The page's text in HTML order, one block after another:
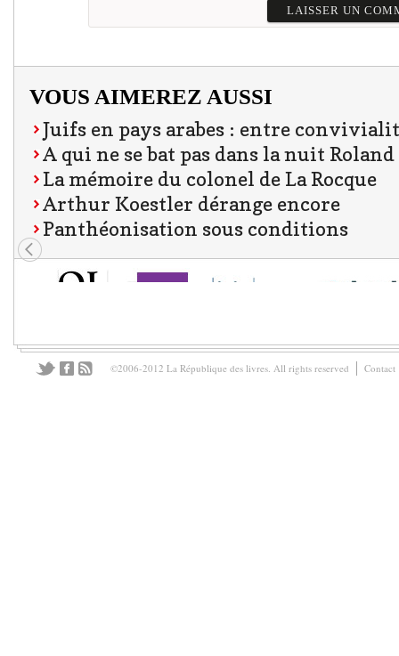
VOUS AIMEREZ AUSSI
Juifs en pays arabes : entre
A qui ne se bat pas dans la nuit
La mémoire du colonel de La Rocque
Arthur Koestler dérange encore
Panthéonisation sous conditions
©2006-2012 La République des livres. All rights reserved Contact